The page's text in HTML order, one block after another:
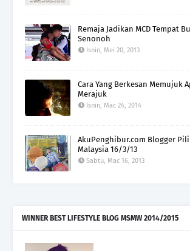
Remaja Jadikan MCD Tempat
Senonoh
Isnin, Mei 20, 2013
Cara Yang Berkesan Memujuk
Merajuk
Isnin, Mac 24, 2014
AkuPenghibur.com Blogger
Malaysia 16/3/13
Sabtu, Mac 16, 2013
WINNER BEST LIFESTYLE BLOG MSMW 2014/2015